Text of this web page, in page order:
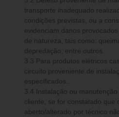
transporte inadequado
condições previstas, ou a
evidenciam danos
de natureza, tais como:
depredação, entre outros.
3.3 Para produtos elétricos
circuito proveniente de
especificados.
3.4 Instalação ou
cliente, se for constatado que
aberto/alterado por técnico